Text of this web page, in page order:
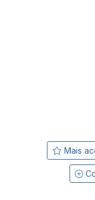
Mais